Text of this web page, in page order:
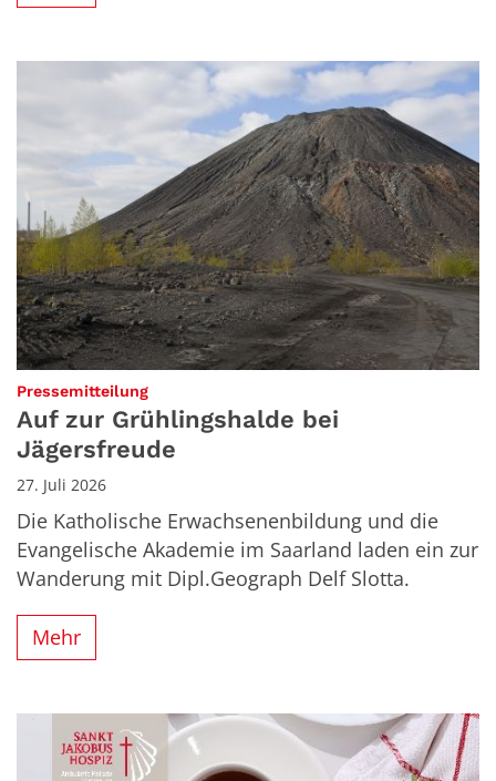
Pressemitteilung:
Auf zur Grühlingshalde bei
Jägersfreude
27. Juli 2026
Die Katholische Erwachsenenbildung und die
Evangelische Akademie im Saarland laden ein zur
Wanderung mit Dipl.Geograph Delf Slotta.
Mehr